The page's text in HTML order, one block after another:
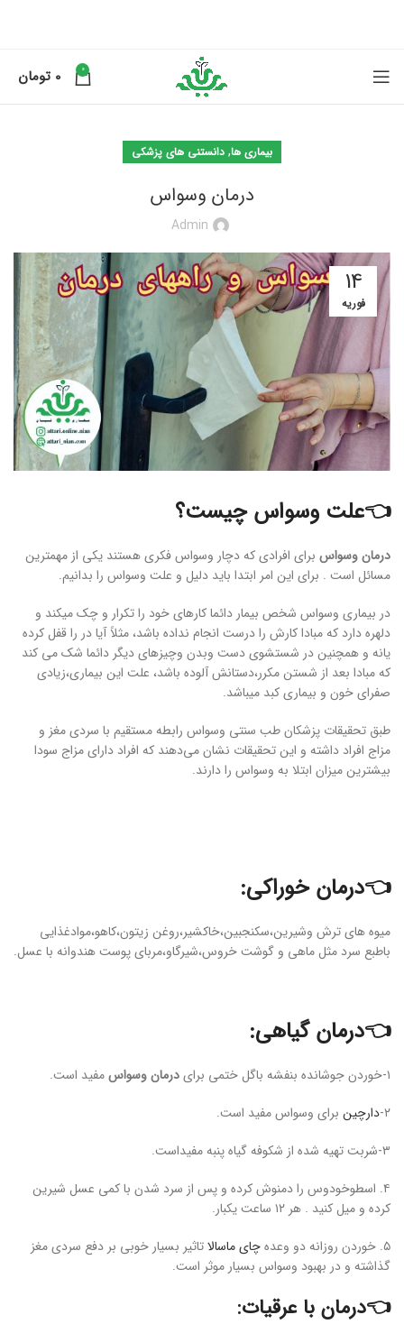
0
0 تومان
بیماری ها, دانستنی های پزشکی
درمان وسواس
Admin
14
فوریه
👈علت وسواس چیست؟
درمان وسواس برای افرادی که دچار وسواس فکری هستند یکی از مهمترین
مسائل است . برای این امر ابتدا باید دلیل و علت وسواس را بدانیم.
در بیماری وسواس شخص بیمار دائما کارهای خود را تکرار و چک میکند و
دلهره دارد که مبادا کارش را درست انجام نداده باشد، مثلاً آیا در را قفل کرده
یانه و همچنین در شستشوی دست وبدن وچیزهای دیگر دائما شک می کند
که مبادا بعد از شستن مکرر،دستانش آلوده باشد، علت این بیماری،زیادی
صفرای خون و بیماری کبد میباشد.
طبق تحقیقات پزشکان طب سنتی وسواس رابطه مستقیم با سردی مغز و
مزاج افراد داشته و این تحقیقات نشان می‌دهند که افراد دارای مزاج سودا
بیشترین میزان ابتلا به وسواس را دارند.
👈درمان خوراکی:
میوه های ترش وشیرین،سکنجبین،خاکشیر،روغن زیتون،کاهو،موادغذایی
باطبع سرد مثل ماهی و گوشت خروس،شیرگاو،مربای پوست هندوانه با عسل.
👈درمان گیاهی:
۱-خوردن جوشانده بنفشه باگل ختمی برای درمان وسواسمفید است.
۲- دارچین برای وسواس مفید است.
۳-شربت تهیه شده از شکوفه گیاه پنبه مفیداست.
۴. اسطوخودوس را دمنوش کرده و پس از سرد شدن با کمی عسل شیرین
کرده و میل کنید . هر ۱۲ ساعت یکبار.
۵. خوردن روزانه دو وعده
چای ماسالاتاثیر بسیار خوبی بر دفع سردی مغز
گذاشته و در بهبود وسواس بسیار موثر است.
👈درمان با عرقیات: